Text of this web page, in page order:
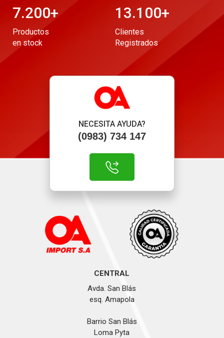
7.200+
Productos
en stock
13.100+
Clientes
Registrados
NECESITA AYUDA?
(0983) 734 147
CENTRAL
Avda. San Blás
esq. Amapola
Barrio San Blás
Loma Pyta